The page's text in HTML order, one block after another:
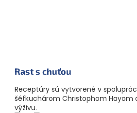
Rast s chuťou
Receptúry sú vytvorené v
šéfkuchárom Christophom Hayom
výživu.